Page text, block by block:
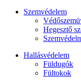
Szemvédelem
Hegesztő
Hallásvédelem
Füldugók
Fültokok